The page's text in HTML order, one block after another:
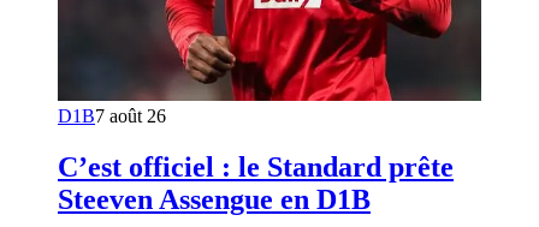
D1B7 août 26
C’est officiel : le Standard prête
Steeven Assengue en D1B